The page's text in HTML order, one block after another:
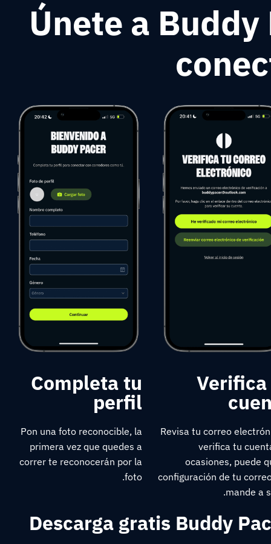
Únete a
Revisa tu correo
verifica tu
ocasiones, puede
configuración de tu
mande a
Completa tu
perfil
Pon una foto reconocible, la
primera vez que quedes a
correr te reconocerán por la
foto.
Descarga gratis Buddy